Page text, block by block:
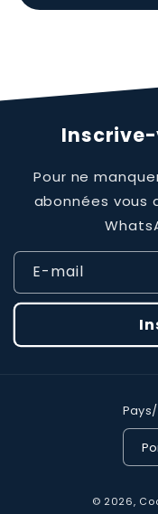
Pour ne
abonnées vous
E-mail
© 2026,